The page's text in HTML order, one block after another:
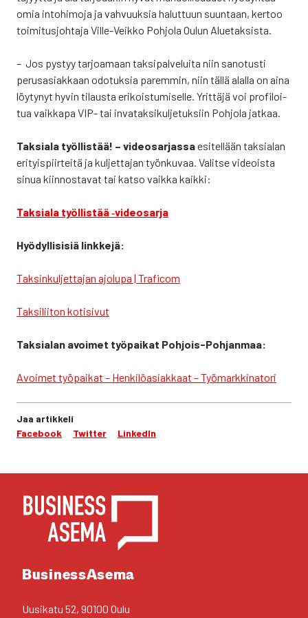
omia into­hi­mo­ja ja vah­vuuk­sia halut­tuun suun­taan, ker­too
toi­mi­tus­joh­ta­ja Vil­le-Veik­ko Poh­jo­la Oulun Alue­tak­sis­ta.
– Jos pys­tyy tar­joa­maan tak­si­pal­ve­lui­ta niin sano­tus­ti
perus­asiak­kaan odo­tuk­sia parem­min, niin täl­lä alal­la on aina
löy­ty­nyt hyvin tilaus­ta eri­kois­tu­mi­sel­le. Yrit­tä­jä voi pro­fi­loi­
tua vaik­ka­pa VIP- tai inva­tak­si­kul­je­tuk­siin Poh­jo­la jat­kaa.
Tak­sia­la työl­lis­tää! – video­sar­jas­saesi­tel­lään tak­sia­lan
eri­tyis­piir­tei­tä ja kul­jet­ta­jan työn­ku­vaa. Valit­se videois­ta
sinua kiin­nos­ta­vat tai kat­so vaik­ka kaik­ki:
Tak­sia­la työl­lis­tää ‑video­sar­ja
Hyö­dyl­li­si­siä link­ke­jä:
Tak­sin­kul­jet­ta­jan ajo­lu­pa | Tra­ficom
Tak­si­lii­ton koti­si­vut
Tak­sia­lan avoi­met työ­pai­kat Poh­jois-Poh­jan­maa:
Avoi­met työ­pai­kat – Hen­ki­lö­asiak­kaat – Työ­mark­ki­na­to­ri
Jaa artikkeli
Facebook
Twitter LinkedIn
YHTEYS­TIE­DOT
Business­Asema
Uusi­ka­tu 52, 90100 Oulu